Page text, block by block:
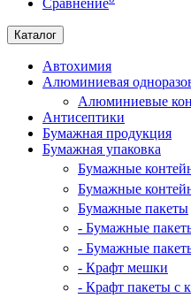
Каталог
Автохимия
Алюминиевая
Алюминиевые
Антисептики
Бумажная продукция
Бумажная упаковка
Бумажные
Бумажные
Бумажные пакеты
- Бумажные
- Бумажные
- Крафт мешки
- Крафт пакеты с